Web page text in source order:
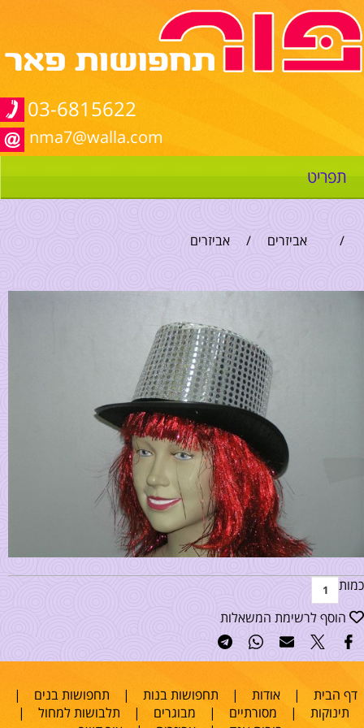
03-6815622
nma7@walla.com
תפריט
/ אביזרים / אביזרים
כמות
הוסף לרשימת המשאלות
דף הבית |אודות | תחפושות בנות | תחפושות בנים |
תינוקות | מסורתיים | מבוגרים | תלבושות למחול |